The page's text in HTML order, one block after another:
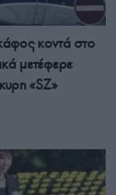
κοντά στο
μετέφερε
«SZ»